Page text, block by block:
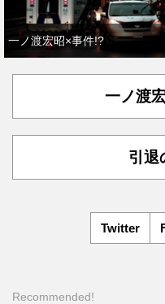
一ノ渡宏昭×事件!?
一ノ渡
引退
Twitter
Recommended!